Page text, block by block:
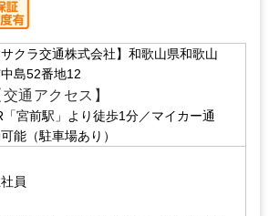
サクラ交通株式会社】和歌山県和歌山
島52番地12
交通アクセス】
「宮前駅」より徒歩1分／マイカー通
能（駐車場あり）
員